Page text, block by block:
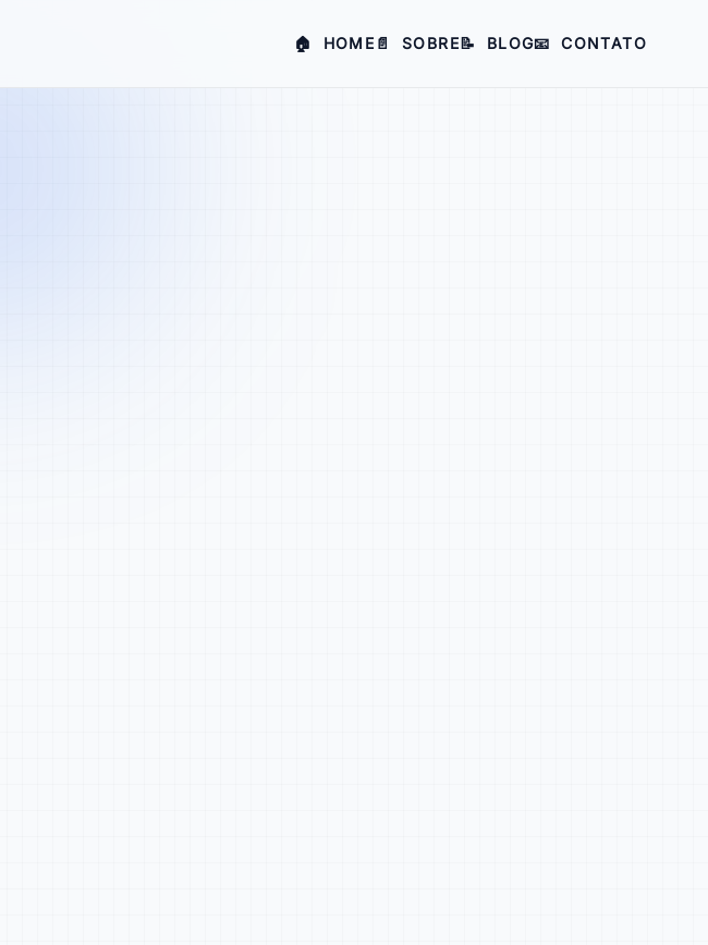
🏠 HOME 📄 SOBRE📝 BLOG📧 CONTATO